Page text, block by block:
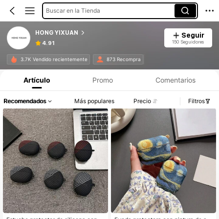
Buscar en la Tienda
HONG YIXUAN
4.91
Seguir
150 Seguidores
3.7K Vendido recientemente 873 Recompra
Artículo Promo Comentarios
Recomendados Más populares Precio Filtros